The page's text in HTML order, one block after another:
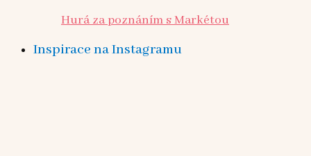
Hurá za poznáním s Markétou
Inspirace na Instagramu